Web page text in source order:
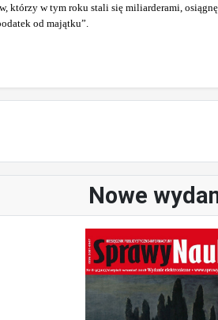
Nowe
w tym roku stali się miliarderami,
od majątku”.